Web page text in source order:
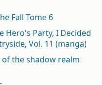
Fall Tome 6
Hero's Party, I Decided
Vol. 11 (manga)
of the shadow realm